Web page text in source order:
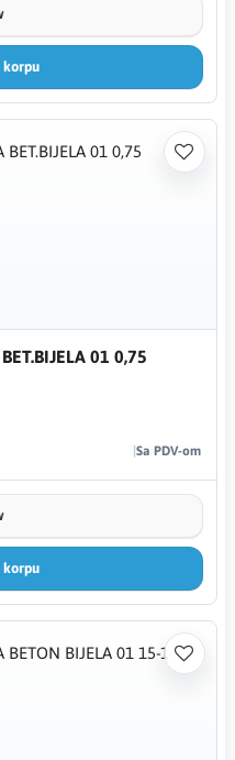
korpu
01 0,75
Sa PDV-om
korpu